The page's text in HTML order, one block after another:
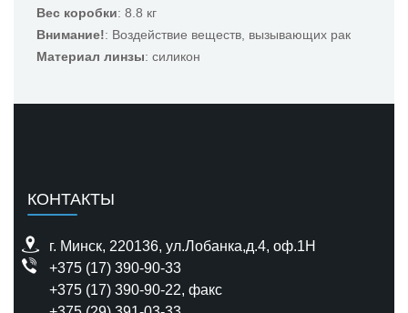
Вес коробки: 8.8 кг
Внимание!: Воздействие веществ, вызывающих рак
Материал линзы: силикон
КОНТАКТЫ
г. Минск, 220136, ул.Лобанка,д.4, оф.1H
+375 (17) 390-90-33
+375 (17) 390-90-22, факс